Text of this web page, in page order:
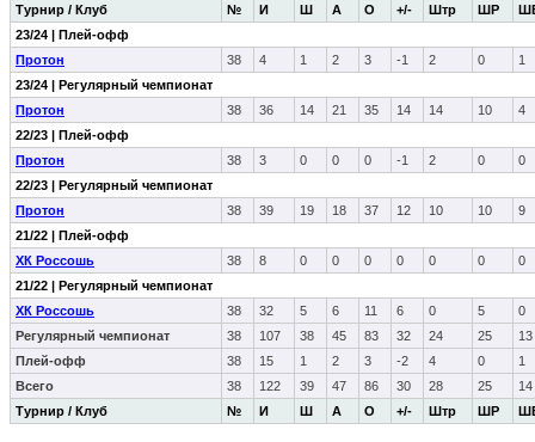
Турнир / Клуб № И Ш А О +/- Штр ШР
Турнир / Клуб № И Ш А О +/- Штр ШР
23/24 | Плей-офф
Протон
38 4 1 2 3 -1 2 0
1
23/24 | Регулярный чемпионат
Протон
38 36 14 21 35 14 14 10
4
22/23 | Плей-офф
Протон
38 3 0 0 0 -1 2 0
0
22/23 | Регулярный чемпионат
Протон
38 39 19 18 37 12 10 10
9
21/22 | Плей-офф
ХК Россошь
38 8 0 0 0 0 0 0
0
21/22 | Регулярный чемпионат
ХК Россошь
38 32 5 6 11 6 0 5
0
Регулярный чемпионат
38 107 38 45 83 32 24 25
13
Плей-офф
38 15 1 2 3 -2 4 0
1
Всего
38 122 39 47 86 30 28 25 14